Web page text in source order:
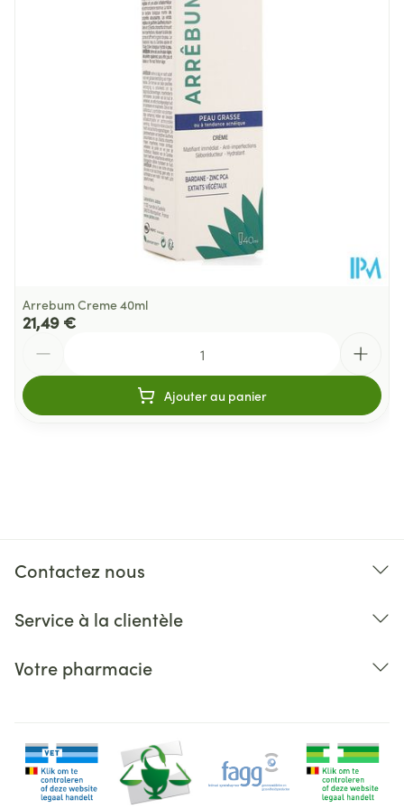
40
Température ambiante (15°C -
25°C)
Arrebum Creme 40ml
21,49 €
Ajouter au panier
Contactez nous
Service à la clientèle
Votre pharmacie